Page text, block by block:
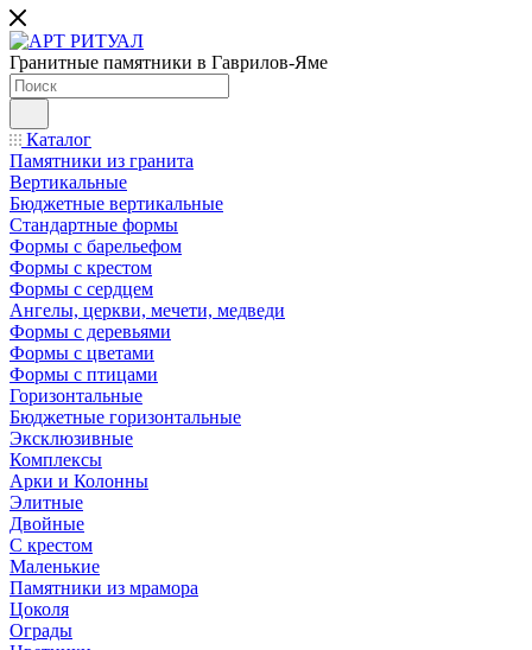
Гранитные памятники в Гаврилов-Яме
Каталог
Памятники из гранита
Вертикальные
Бюджетные вертикальные
Стандартные формы
Формы с барельефом
Формы с крестом
Формы с сердцем
Ангелы, церкви, мечети, медведи
Формы с деревьями
Формы с цветами
Формы с птицами
Горизонтальные
Бюджетные горизонтальные
Эксклюзивные
Комплексы
Арки и Колонны
Элитные
Двойные
С крестом
Маленькие
Памятники из мрамора
Цоколя
Ограды